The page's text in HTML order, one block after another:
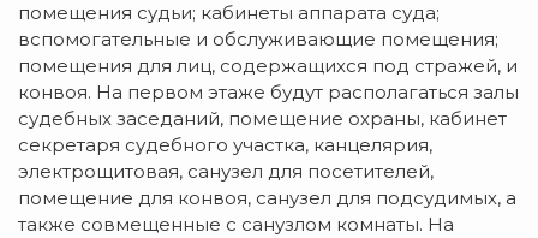
помещения судьи; кабинеты аппарата суда;
вспомогательные и обслуживающие помещения;
помещения для лиц, содержащихся под стражей, и
конвоя. На первом этаже будут располагаться залы
судебных заседаний, помещение охраны, кабинет
секретаря судебного участка, канцелярия,
электрощитовая, санузел для посетителей,
помещение для конвоя, санузел для подсудимых, а
также совмещенные с санузлом комнаты. На